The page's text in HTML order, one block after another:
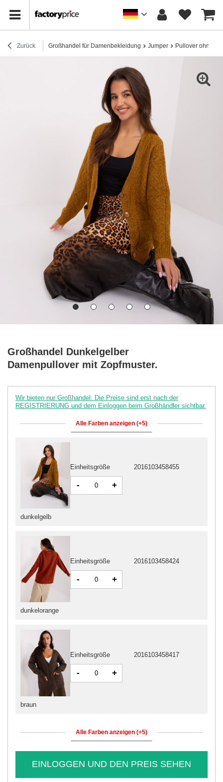
Zurück Großhandel für Damenbekleidung Jumper Pullover ohne
Großhandel Dunkelgelber
Damenpullover mit Zopfmuster.
Wir bieten nur Großhandel. Die Preise sind erst nach der
REGISTRIERUNG und dem Einloggen beim Großhändler sichtbar.
Alle Farben anzeigen (+5)
dunkelgelb
Einheitsgröße 2016103458455
- +
dunkelorange
Einheitsgröße 2016103458424
- +
braun
Einheitsgröße 2016103458417
- +
Alle Farben anzeigen (+5)
EINLOGGEN UND DEN PREIS SEHEN